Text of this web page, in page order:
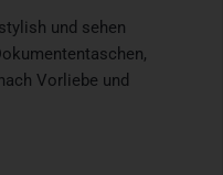
und sehen
Vorliebe und